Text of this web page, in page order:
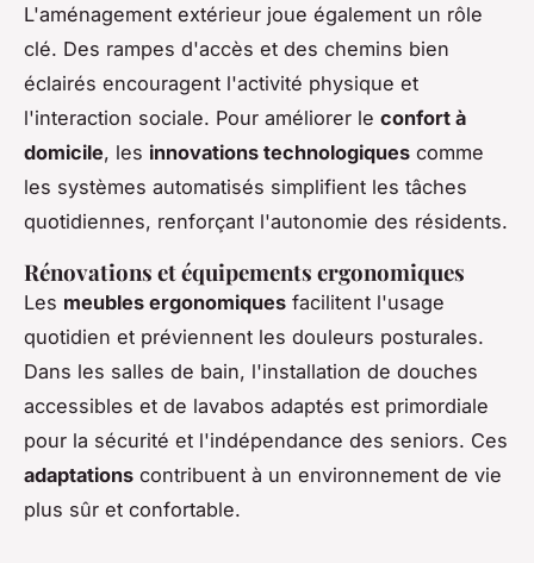
L'aménagement extérieur joue également un rôle
clé. Des rampes d'accès et des chemins bien
éclairés encouragent l'activité physique et
l'interaction sociale. Pour améliorer le confort à
domicile, les innovations technologiques comme
les systèmes automatisés simplifient les tâches
quotidiennes, renforçant l'autonomie des résidents.
Rénovations et équipements ergonomiques
Les meubles ergonomiques facilitent l'usage
quotidien et préviennent les douleurs posturales.
Dans les salles de bain, l'installation de douches
accessibles et de lavabos adaptés est primordiale
pour la sécurité et l'indépendance des seniors. Ces
adaptations contribuent à un environnement de vie
plus sûr et confortable.